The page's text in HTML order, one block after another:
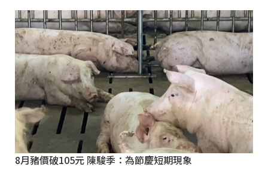
8月豬價破105元 陳駿季：為節慶短期現象